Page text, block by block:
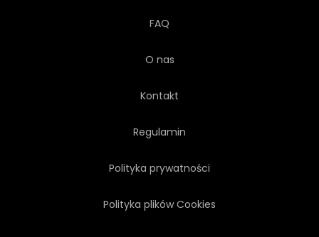
FAQ
O nas
Kontakt
Regulamin
Polityka prywatności
Polityka plików Cookies